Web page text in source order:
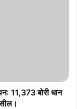
11,373 बोरी धान